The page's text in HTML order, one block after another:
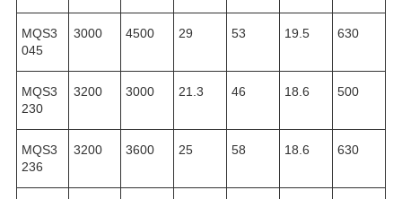
MQS3
045
3000 4500 29 53 19.5 630
MQS3
230
3200 3000 21.3 46 18.6 500
MQS3
236
3200 3600 25 58 18.6 630